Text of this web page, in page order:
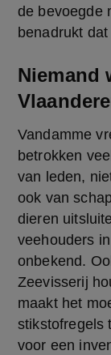
de bevoegde
benadrukt
Niemand
Vandamme
betrokken
van leden,
ook van
dieren
veehouders
onbekend.
Zeevisserij
maakt het
stikstofregels
voor een